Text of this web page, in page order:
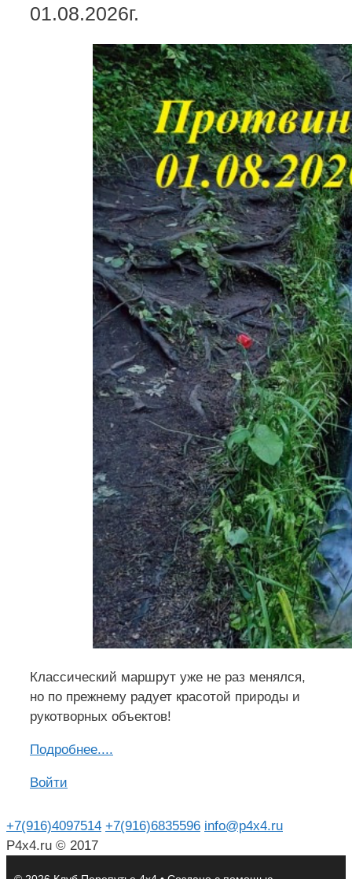
01.08.2026г.
Классический маршрут уже не раз менялся,
но по прежнему радует красотой природы и
рукотворных объектов!
Подробнее....
Войти
+7(916)4097514 +7(916)6835596 info@p4x4.ru
P4x4.ru © 2017